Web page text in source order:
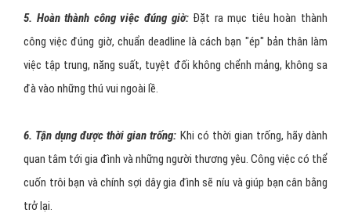
5. Hoàn thành công việc đúng giờ: Đặt ra mục tiêu hoàn thành
công việc đúng giờ, chuẩn deadline là cách bạn "ép" bản thân làm
việc tập trung, năng suất, tuyệt đối không chểnh mảng, không sa
đà vào những thú vui ngoài lề.
6. Tận dụng được thời gian trống: Khi có thời gian trống, hãy dành
quan tâm tới gia đình và những người thương yêu. Công việc có thể
cuốn trôi bạn và chính sợi dây gia đình sẽ níu và giúp bạn cân bằng
trở lại.